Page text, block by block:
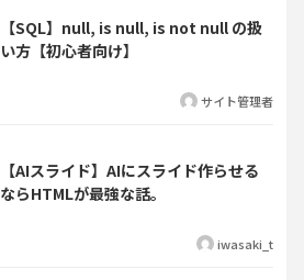
【SQL】null, is null, is not null の扱
い方【初心者向け】
サイト管理者
【AIスライド】AIにスライド作らせる
ならHTMLが最強な話。
iwasaki_t